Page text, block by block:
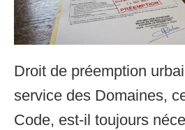
Droit de préemption
service des Domaines,
Code, est-il toujours